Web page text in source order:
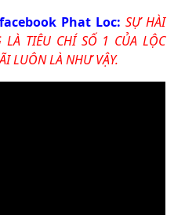
Phat Loc: SỰ HÀI
LÀ TIÊU CHÍ SỐ 1 CỦA LỘC
LUÔN LÀ NHƯ VẬY.